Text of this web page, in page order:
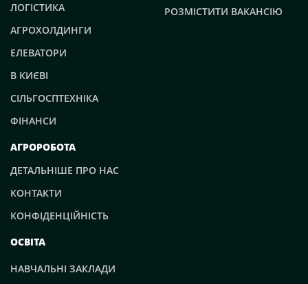
ЛОГІСТИКА
АГРОХОЛДИНГИ
ЕЛЕВАТОРИ
В КИЄВІ
СІЛЬГОСПТЕХНІКА
ФІНАНСИ
РОЗМІСТИТИ ВАКАНСІЮ
АГРОРОБОТА
ДЕТАЛЬНІШЕ ПРО НАС
КОНТАКТИ
КОНФІДЕНЦІЙНІСТЬ
ОСВІТА
НАВЧАЛЬНІ ЗАКЛАДИ